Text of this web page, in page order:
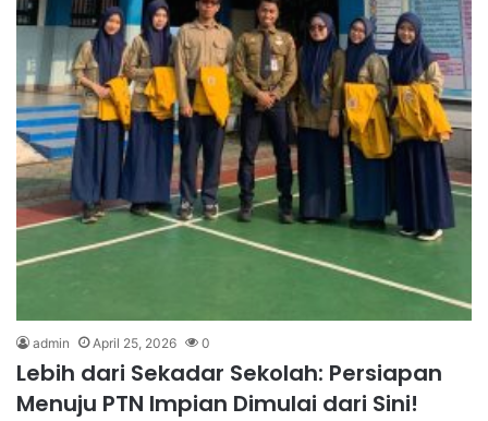
admin April 25, 2026 0
Lebih dari Sekadar Sekolah: Persiapan
Menuju PTN Impian Dimulai dari Sini!